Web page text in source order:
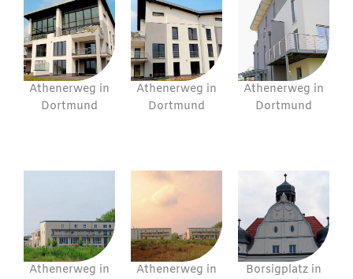
Athenerweg in
Dortmund
Athenerweg in
Dortmund
Athenerweg in
Dortmund
Athenerweg in
Athenerweg in
Borsigplatz in